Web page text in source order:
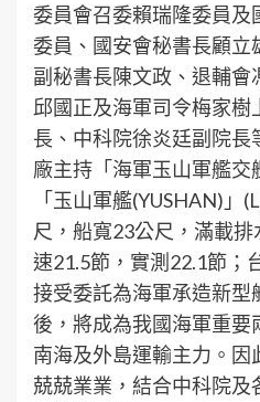
委員會召委賴瑞隆委員及
委員、國安會秘書長顧立
副秘書長陳文政、退輔會
邱國正及海軍司令梅家樹
長、中科院徐炎廷副院長
廠主持「海軍玉山軍艦交
「玉山軍艦(YUSHAN)」
尺，船寬23公尺，滿載
速21.5節，實測22.1節；
接受委託為海軍承造新型
後，將成為我國海軍重要
南海及外島運輸主力。因
兢兢業業，結合中科院及